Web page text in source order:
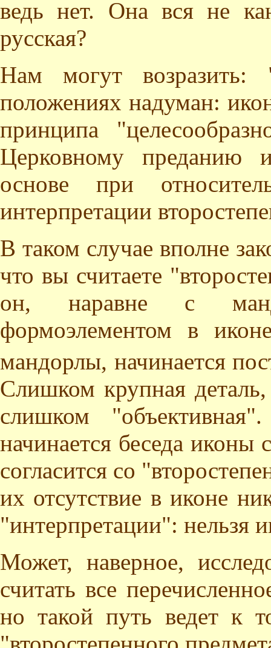
ведь нет. Она вся не
русская?
Нам могут возразить:
положениях надуман:
принципа
Церковному преданию
основе при
интерпретации
В таком случае вполне
что вы считаете
он, наравне с
формоэлементом в
мандорлы, начинается
Слишком крупная
слишком
начинается беседа
согласится со
их отсутствие в иконе
"интерпретации": нельзя
Может, наверное,
считать все
но такой путь ведет к